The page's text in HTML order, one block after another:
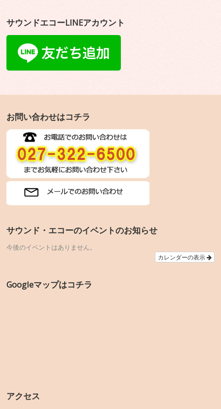
サウンドエコーLINEアカウント
お問い合わせはコチラ
サウンド・エコーのイベントのお知らせ
今後のイベントはありません。
カレンダーの表示
Googleマップはコチラ
アクセス